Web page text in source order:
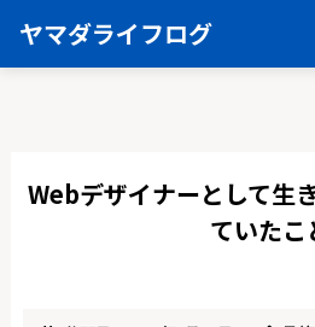
ヤマダライフログ
Webデザイナーとして生
ていたこ